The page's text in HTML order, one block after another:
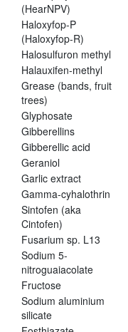
(HearNPV)
Haloxyfop-P
(Haloxyfop-R)
Halosulfuron methyl
Halauxifen-methyl
Grease (bands, fruit
trees)
Glyphosate
Gibberellins
Gibberellic acid
Geraniol
Garlic extract
Gamma-cyhalothrin
Sintofen (aka
Cintofen)
Fusarium sp. L13
Sodium 5-
nitroguaiacolate
Fructose
Sodium aluminium
silicate